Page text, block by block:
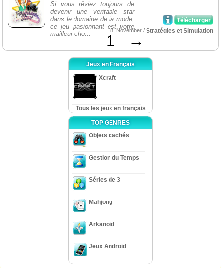
Si vous rêviez toujours de
devenir une veritable star
dans le domaine de la mode,
ce jeu pasionnant est votre
mailleur cho...
Télécharger
8, November / Stratégies et Simulation
1 →
Jeux en Français
Xcraft
Tous les jeux en français
TOP GENRES
Objets cachés
Gestion du Temps
Séries de 3
Mahjong
Arkanoid
Jeux Android